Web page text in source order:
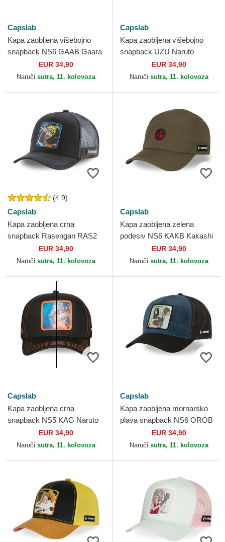
Capslab
Kapa zaobljena višebojno
snapback NS6 GAAB Gaara
Naruto Capslab
EUR 34,90
Naruči sutra, 11. kolovoza
Capslab
Kapa zaobljena višebojno
snapback UZU Naruto
Uzumaki Naruto Capslab
EUR 34,90
Naruči sutra, 11. kolovoza
(4.9)
Capslab
Kapa zaobljena crna
snapback Rasengan RAS2
Naruto Uzumaki Naruto
Capslab
EUR 34,90
Naruči sutra, 11. kolovoza
Capslab
Kapa zaobljena zelena
podesiv NS6 KAKB Kakashi
Hatake Naruto Capslab
EUR 34,90
Naruči sutra, 11. kolovoza
Capslab
Kapa zaobljena crna
snapback NS5 KAG Naruto
Uzumaki Naruto Capslab
EUR 34,90
Naruči sutra, 11. kolovoza
Capslab
Kapa zaobljena mornarsko
plava snapback NS6 OROB
Orochimaru Naruto Capslab
EUR 34,90
Naruči sutra, 11. kolovoza